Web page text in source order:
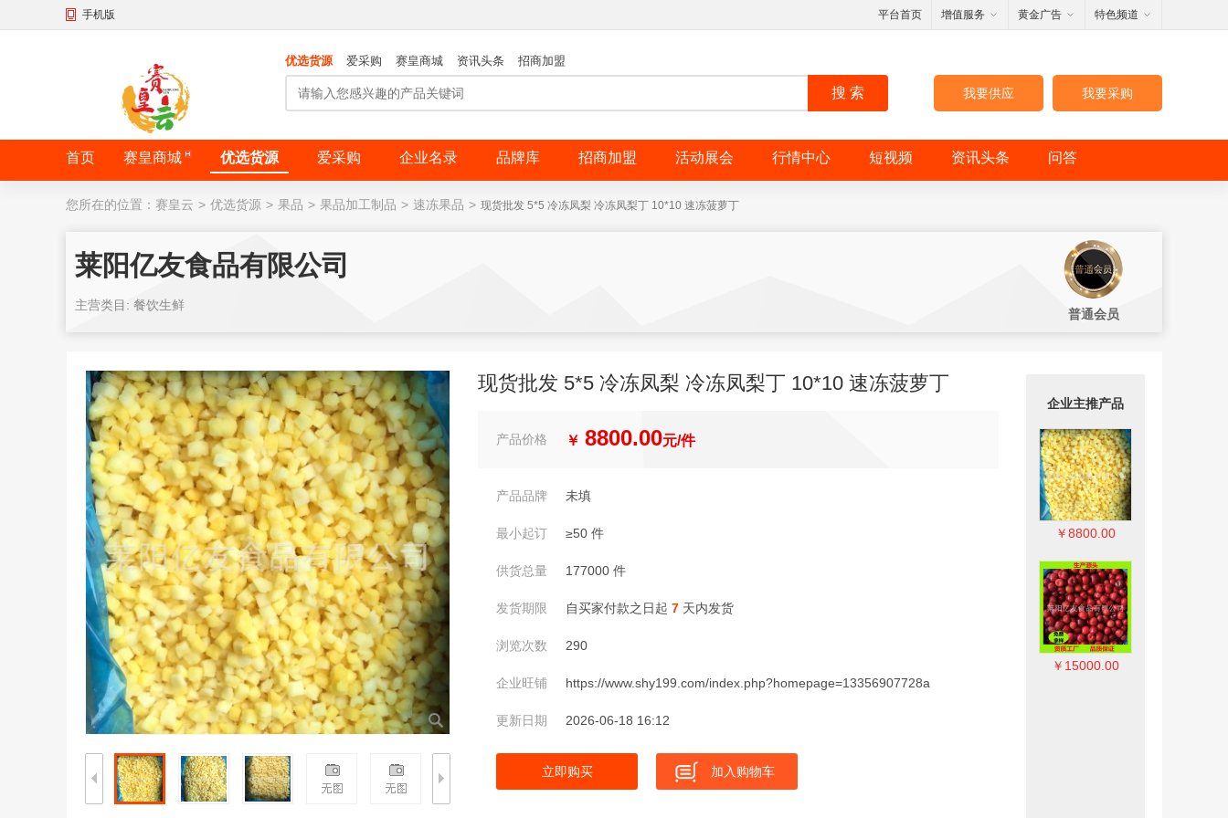
手机版 平台首页 增值服务 黄金广告 特色频道
优选货源 爱采购 赛皇商城 资讯头条 招商加盟
搜 索 我要采购
我要供应
首页 赛皇商城 优选货源 爱采购 企业名录 品牌库 招商加盟 活动展会 行情中心 短视频 资讯头条 问答
您所在的位置： 赛皇云 > 优选货源 > 果品 > 果品加工制品 > 速冻果品 > 现货批发 5*5 冷冻凤梨 冷冻凤梨丁 10*10 速冻菠萝丁
莱阳亿友食品有限公司
主营类目: 餐饮生鲜
普通会员
现货批发 5*5 冷冻凤梨 冷冻凤梨丁 10*10 速冻菠萝丁
产品价格 ￥ 8800.00元/件
产品品牌 未填
最小起订 ≥50 件
供货总量 177000 件
发货期限 自买家付款之日起 7 天内发货
浏览次数 290
企业旺铺 https://www.shy199.com/index.php?homepage=13356907728a
更新日期 2026-06-18 16:12
立即购买 加入购物车
企业主推产品
￥8800.00
￥15000.00